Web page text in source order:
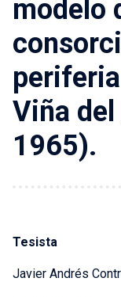
modelo
Viña
1965).
Tesista
Javier Andrés